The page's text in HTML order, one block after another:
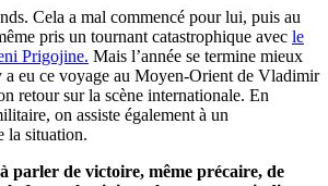
Cela a mal commencé pour lui, puis au
pris un tournant catastrophique avec le
Prigojine. Mais l’année se termine mieux
a eu ce voyage au Moyen-Orient de Vladimir
retour sur la scène internationale. En
on assiste également à un
la situation.
parler de victoire, même précaire, de